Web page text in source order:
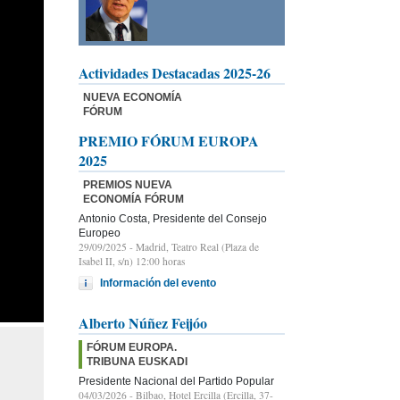
Actividades Destacadas 2025-26
NUEVA ECONOMÍA
FÓRUM
PREMIO FÓRUM EUROPA
2025
PREMIOS NUEVA
ECONOMÍA FÓRUM
Antonio Costa, Presidente del Consejo
Europeo
29/09/2025 - Madrid, Teatro Real (Plaza de
Isabel II, s/n) 12:00 horas
Información del evento
Alberto Núñez Feijóo
FÓRUM EUROPA.
TRIBUNA EUSKADI
Presidente Nacional del Partido Popular
04/03/2026 - Bilbao, Hotel Ercilla (Ercilla, 37-